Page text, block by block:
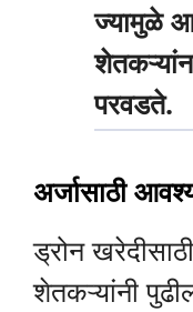
ज्यामुळे
परवडते.
अर्जासाठी
ड्रोन
शेतकऱ्यांनी